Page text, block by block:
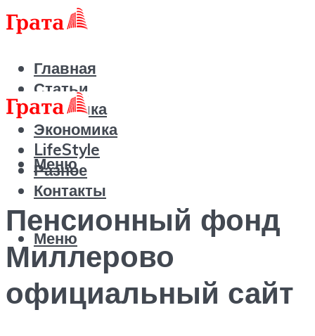
Главная
Статьи
Политика
Экономика
LifeStyle
Разное
Контакты
Меню
Меню
Пенсионный фонд
Миллерово
официальный сайт